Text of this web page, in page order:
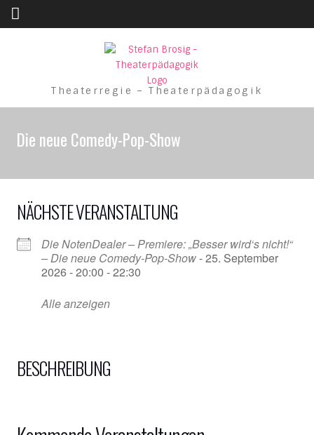
Skip to content
Theaterregie – Theaterpädagogik
Die neue Comedy-Pop-Show
NÄCHSTE VERANSTALTUNG
Die NotenDealer – Premiere: „Besser wird‘s nicht!“
– Die neue Comedy-Pop-Show- 25. September
2026 - 20:00 - 22:30
Alle anzeigen
BESCHREIBUNG